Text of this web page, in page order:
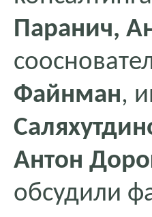
Паранич,
Файнман,
Антон
обсудили